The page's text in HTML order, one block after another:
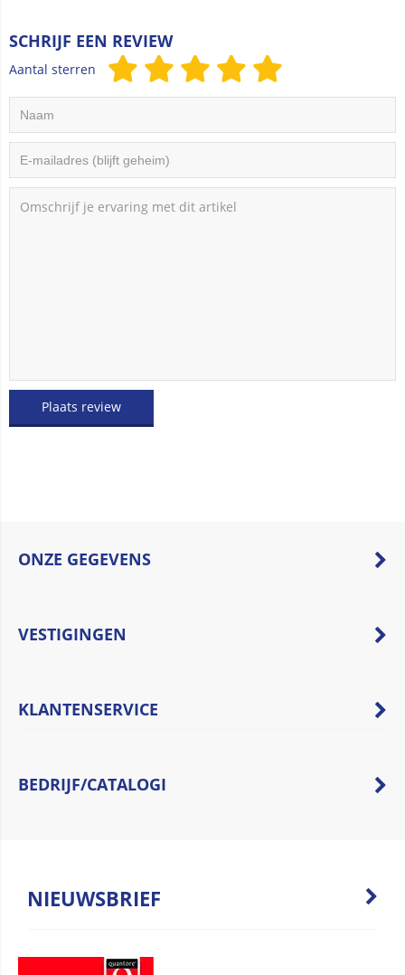
SCHRIJF EEN REVIEW
Aantal sterren
Plaats review
ONZE GEGEVENS
VESTIGINGEN
KLANTENSERVICE
BEDRIJF/CATALOGI
NIEUWSBRIEF